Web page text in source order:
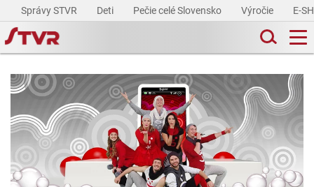
Správy STVR Deti Pečie celé Slovensko Výročie E-